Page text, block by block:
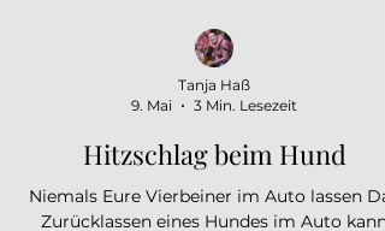
Tanja Haß
9. Mai
3 Min. Lesezeit
Hitzschlag beim Hund